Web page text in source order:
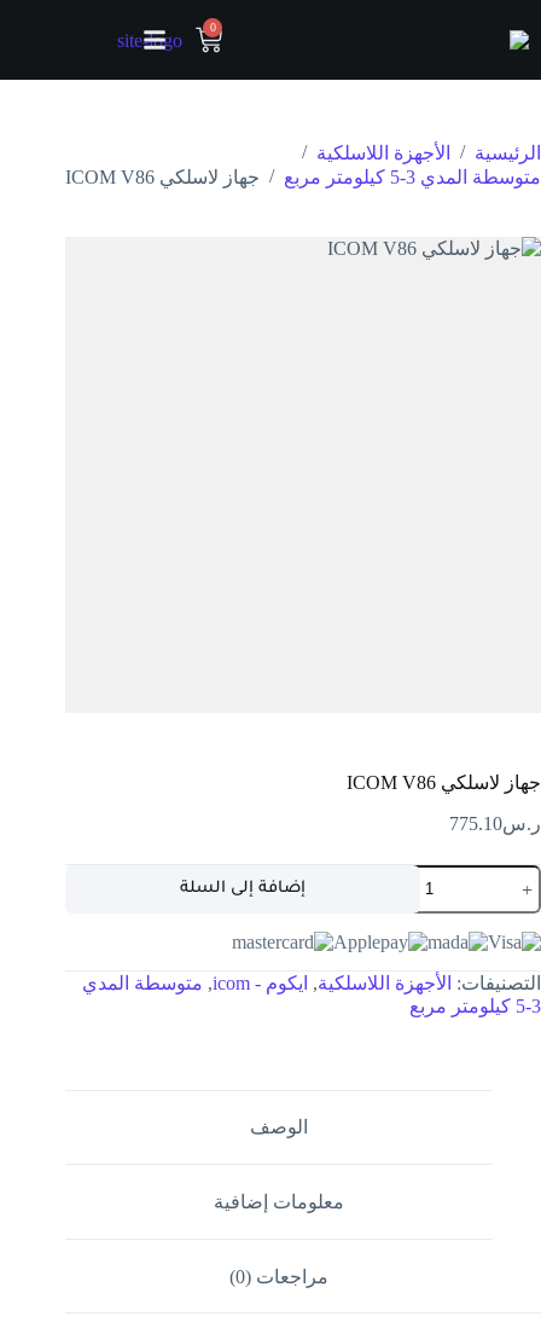
0
الرئيسية / الأجهزة اللاسلكية /
متوسطة المدي 3-5 كيلومتر مربع
/ جهاز لاسلكي ICOM V86
جهاز لاسلكي ICOM V86
ر.س775.10
إضافة إلى السلة
التصنيفات: الأجهزة اللاسلكية, ايكوم - icom , متوسطة المدي
3-5 كيلومتر مربع
الوصف
معلومات إضافية
مراجعات (0)